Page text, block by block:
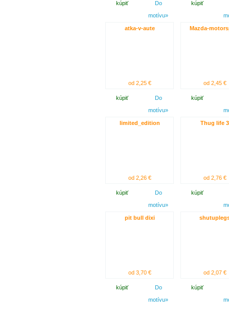
kúpiť
Do
motívu»
kúpiť
atka-v-aute
od 2,25 €
kúpiť
Do
motívu»
Mazda-
od 2,45 €
kúpiť
limited_edition
od 2,26 €
kúpiť
Do
motívu»
Thug life 3
od 2,76 €
kúpiť
pit bull dixi
od 3,70 €
kúpiť
Do
motívu»
od 2,07 €
kúpiť